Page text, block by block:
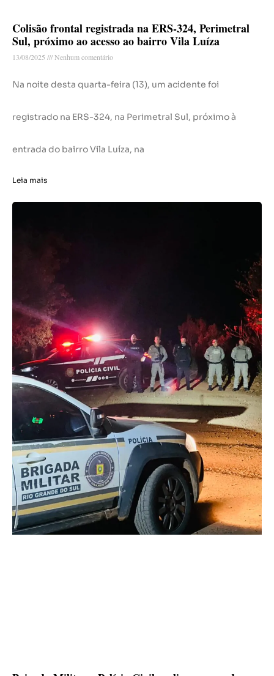
Colisão frontal registrada na ERS-324, Perimetral
Sul, próximo ao acesso ao bairro Vila Luíza
13/08/2025 Nenhum comentário
Na noite desta quarta-feira (13), um acidente foi
registrado na ERS-324, na Perimetral Sul, próximo à
entrada do bairro Vila Luíza, na
Leia mais